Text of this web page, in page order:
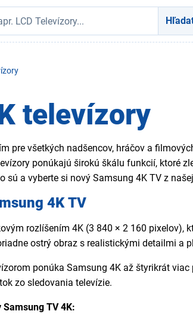
televízory
pre všetkých nadšencov, hráčov a
ponúkajú širokú škálu funkcií, ktoré
sú a vyberte si nový Samsung 4K TV z
4K TV
rozlíšením 4K (3 840 × 2 160 pixelov),
ostrý obraz s realistickými detailmi a
ponúka Samsung 4K až štyrikrát
zo sledovania televízie.
TV 4K: